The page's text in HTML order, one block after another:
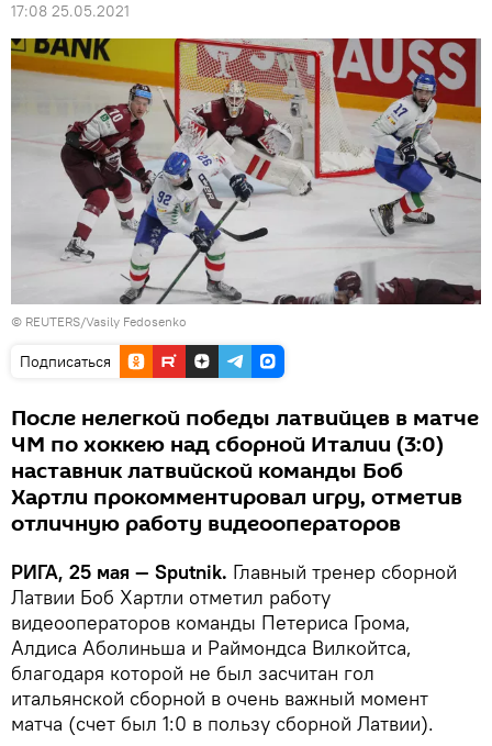
17:08 25.05.2021
© REUTERS/Vasily Fedosenko
Подписаться
После нелегкой победы латвийцев в матче
ЧМ по хоккею над сборной Италии (3:0)
наставник латвийской команды Боб
Хартли прокомментировал игру, отметив
отличную работу видеооператоров
РИГА, 25 мая — Sputnik. Главный тренер сборной
Латвии Боб Хартли отметил работу
видеооператоров команды Петериса Грома,
Алдиса Аболиньша и Раймондса Вилкойтса,
благодаря которой не был засчитан гол
итальянской сборной в очень важный момент
матча (счет был 1:0 в пользу сборной Латвии).